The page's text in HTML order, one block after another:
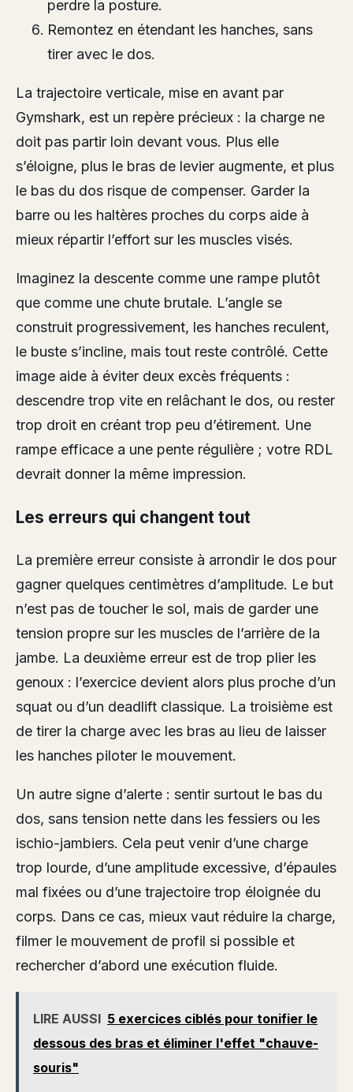
perdre la posture.
Remontez en étendant les hanches, sans
tirer avec le dos.
La trajectoire verticale, mise en avant par
Gymshark, est un repère précieux : la charge ne
doit pas partir loin devant vous. Plus elle
s’éloigne, plus le bras de levier augmente, et plus
le bas du dos risque de compenser. Garder la
barre ou les haltères proches du corps aide à
mieux répartir l’effort sur les muscles visés.
Imaginez la descente comme une rampe plutôt
que comme une chute brutale. L’angle se
construit progressivement, les hanches reculent,
le buste s’incline, mais tout reste contrôlé. Cette
image aide à éviter deux excès fréquents :
descendre trop vite en relâchant le dos, ou rester
trop droit en créant trop peu d’étirement. Une
rampe efficace a une pente régulière ; votre RDL
devrait donner la même impression.
Les erreurs qui changent tout
La première erreur consiste à arrondir le dos pour
gagner quelques centimètres d’amplitude. Le but
n’est pas de toucher le sol, mais de garder une
tension propre sur les muscles de l’arrière de la
jambe. La deuxième erreur est de trop plier les
genoux : l’exercice devient alors plus proche d’un
squat ou d’un deadlift classique. La troisième est
de tirer la charge avec les bras au lieu de laisser
les hanches piloter le mouvement.
Un autre signe d’alerte : sentir surtout le bas du
dos, sans tension nette dans les fessiers ou les
ischio-jambiers. Cela peut venir d’une charge
trop lourde, d’une amplitude excessive, d’épaules
mal fixées ou d’une trajectoire trop éloignée du
corps. Dans ce cas, mieux vaut réduire la charge,
filmer le mouvement de profil si possible et
rechercher d’abord une exécution fluide.
LIRE AUSSI 5 exercices ciblés pour tonifier le
dessous des bras et éliminer l'effet "chauve-
souris"